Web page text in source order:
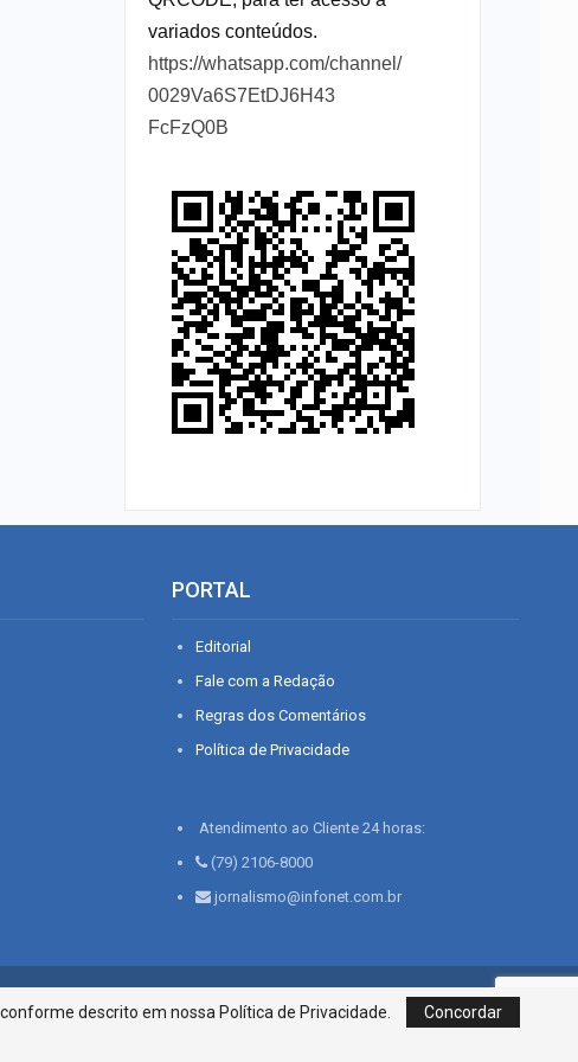
variados conteúdos.
https://whatsapp.com/channel/
0029Va6S7EtDJ6H43
FcFzQ0B
PORTAL
Editorial
Fale com a Redação
Regras dos Comentários
Política de Privacidade
Atendimento ao Cliente 24 horas:
(79) 2106-8000
jornalismo@infonet.com.br
276, Bairro São José | Aracaju-SE, CEP 49015-030, Fone: 79.2106.8000 - CI
Centro de Informações LTDA
descrito em nossa Política de Privacidade.
Concordar